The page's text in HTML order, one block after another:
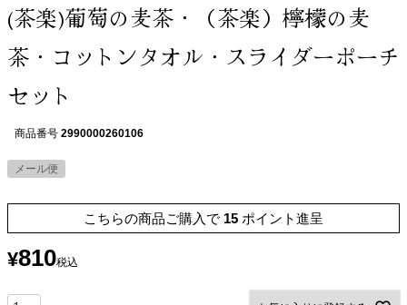
(茶楽)葡萄の麦茶・（茶楽）檸檬の麦
茶・コットンタオル・スライダーポーチ
セット
商品番号 2990000260106
メール便
こちらの商品ご購入で 15 ポイント進呈
¥810税込